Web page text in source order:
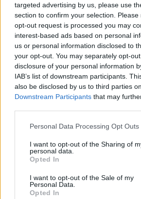
targeted advertising by us, please use
section to confirm your selection.
opt-out request is processed you may
interest-based ads based on personal
us or personal information disclosed to
your opt-out. You may separately opt-
disclosure of your personal information
IAB’s list of downstream participants.
also be disclosed by us to third parties
Downstream Participants that may
Please note that this website/app uses
not limited to your visit or usage
grant or deny consent to Google and its
use your data for below specified
consent section.
Personal Data Processing Opt Outs
I want to opt-out of the Sharing of
personal data.
Opted In
I want to opt-out of the Sale of my
Personal Data.
Opted In
Címkék:bűvész bűvészet holcz gábor
eötvös10
Ajánlott bejegyzések:
interjú
A hét idézete: Rodolfo